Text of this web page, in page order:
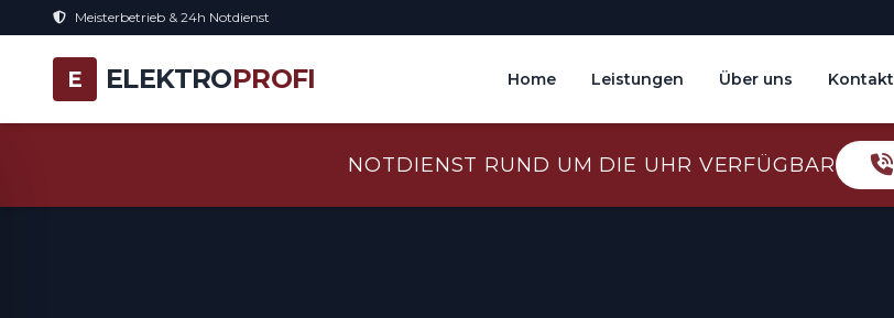
Meisterbetrieb & 24h Notdienst
E ELEKTROPROFI Home Leistungen Über uns Kontakt
NOTDIENST RUND UM DIE UHR VERFÜGBAR